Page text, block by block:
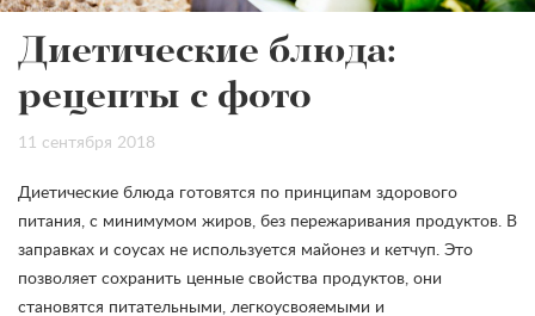
Диетические блюда:
рецепты с фото
11 сентября 2018
Диетические блюда готовятся по принципам здорового
питания, с минимумом жиров, без пережаривания продуктов. В
заправках и соусах не используется майонез и кетчуп. Это
позволяет сохранить ценные свойства продуктов, они
становятся питательными, легкоусвояемыми и